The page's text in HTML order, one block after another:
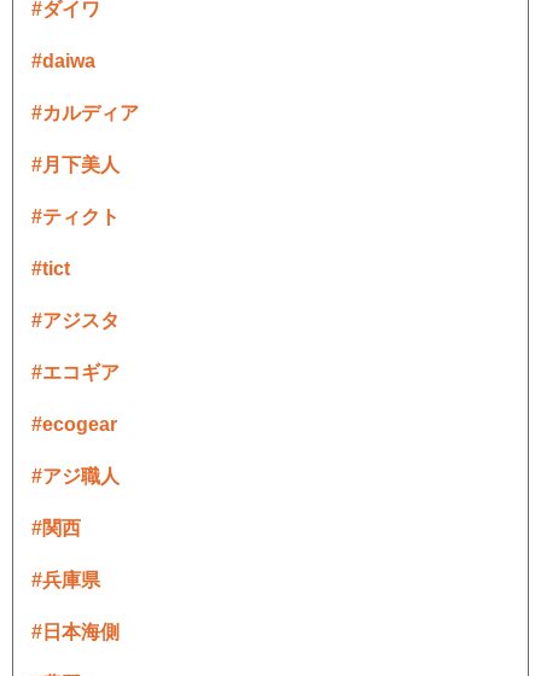
#ダイワ
#daiwa
#カルディア
#月下美人
#ティクト
#tict
#アジスタ
#エコギア
#ecogear
#アジ職人
#関西
#兵庫県
#日本海側